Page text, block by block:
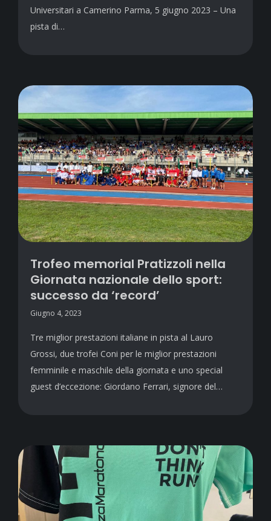
Universitari a Camerino Parma, 5 giugno 2023 – Una
pista di…
Trofeo memorial Pratizzoli nella
Giornata nazionale dello sport:
successo da ‘record’
Giugno 4, 2023
Tre miglior prestazioni italiane in pista al Lauro
Grossi, due trofei Coni per le miglior prestazioni
femminile e maschile della giornata e uno special
guest d’eccezione: Giordano Ferrari, signore del…